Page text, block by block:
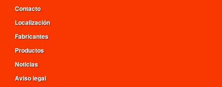
Contacto
Localización
Fabricantes
Productos
Noticias
Aviso legal